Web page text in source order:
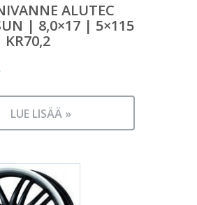
ALUTEC
| 8,0×17 | 5×115
LUE LISÄÄ »